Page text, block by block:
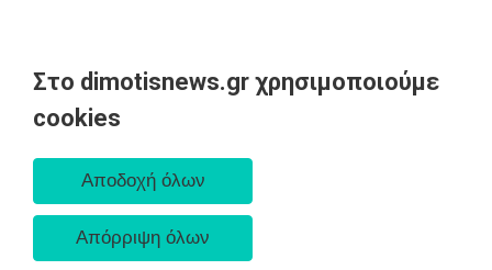
Στο dimotisnews.gr χρησιμοποιούμε
cookies